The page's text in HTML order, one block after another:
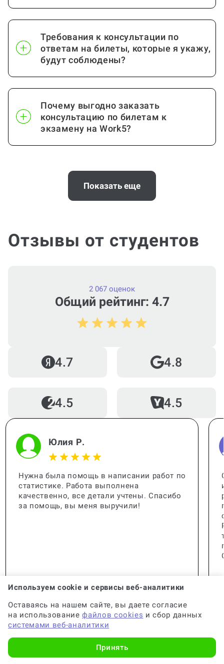
Требования к консультации по
ответам на билеты, которые я укажу,
будут соблюдены?
Почему выгодно заказать
консультацию по билетам к
экзамену на Work5?
Когда и как нужно оплачивать
Показать еще
Отзывы от студентов
Общий рейтинг: 4.7
2 067 оценок
4.7 4.8
4.5 4.5
Юлия Р.
Нужна была помощь в написании работ по
статистике. Работа выполнена
качественно, все детали учтены. Спасибо
за помощь, вы меня выручили!
Используем cookie и сервисы веб-аналитики
Оставаясь на нашем сайте, вы даете согласие
на использованиефайлов cookies и сбор данных
системами веб-аналитики
Принять